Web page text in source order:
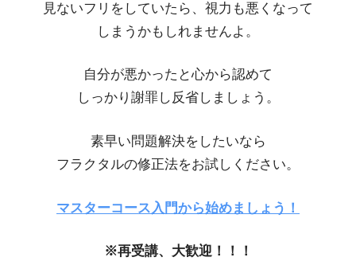
見ないフリをしていたら、視力も悪くなって
しまうかもしれませんよ。
自分が悪かったと心から認めて
しっかり謝罪し反省しましょう。
素早い問題解決をしたいなら
フラクタルの修正法をお試しください。
マスターコース入門から始めましょう！
※再受講、大歓迎！！！